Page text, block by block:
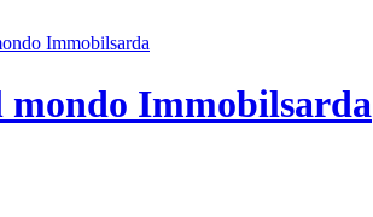
Immobilsarda